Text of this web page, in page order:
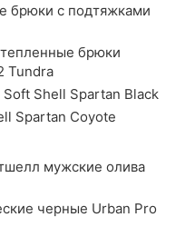
брюки с подтяжками
брюки
Tundra
Shell Spartan Black
Spartan Coyote
мужские олива
черные Urban Pro